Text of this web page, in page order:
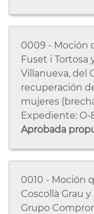
0009 - Moción
Fuset i Tortosa
Villanueva, del
recuperación
mujeres
Expediente: O-
Aprobada
0010 - Moción
Coscollà Grau
Grupo